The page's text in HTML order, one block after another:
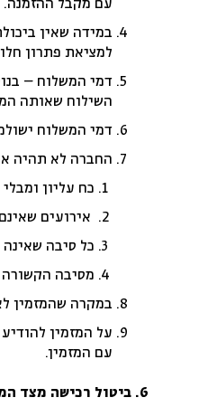
עם מקבל ההזמנה.
במידה שאין
למציאת פתרון
דמי המשלוח –
השילוח שאותה
דמי המשלוח
החברה לא תהיה
כח עליון
אירועים
כל סיבה
מסיבה
במקרה שהמזמין
עם המזמין.
6. ביטול רכישה מצד